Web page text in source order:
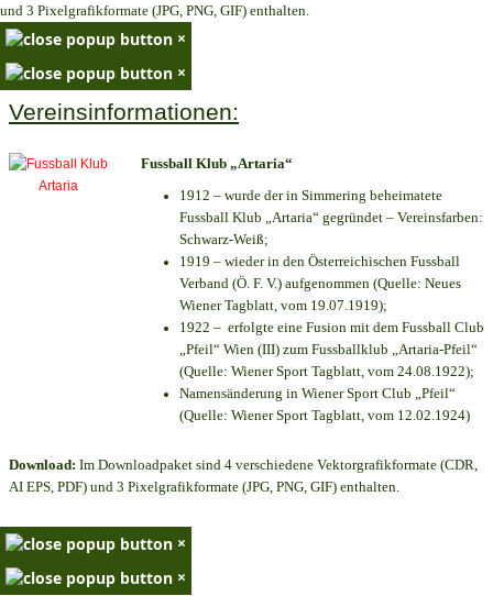
und 3 Pixelgrafikformate (JPG, PNG, GIF) enthalten.
×
×
Vereinsinformationen:
Fussball Klub „Artaria“
1912 – wurde der in Simmering beheimatete
Fussball Klub „Artaria“ gegründet – Vereinsfarben:
Schwarz-Weiß;
1919 – wieder in den Österreichischen Fussball
Verband (Ö. F. V.) aufgenommen (Quelle: Neues
Wiener Tagblatt, vom 19.07.1919);
1922 – erfolgte eine Fusion mit dem Fussball Club
„Pfeil“ Wien (III) zum Fussballklub „Artaria-Pfeil“
(Quelle: Wiener Sport Tagblatt, vom 24.08.1922);
Namensänderung in Wiener Sport Club „Pfeil“
(Quelle: Wiener Sport Tagblatt, vom 12.02.1924)
Download: Im Downloadpaket sind 4 verschiedene Vektorgrafikformate (CDR,
AI EPS, PDF) und 3 Pixelgrafikformate (JPG, PNG, GIF) enthalten.
×
×